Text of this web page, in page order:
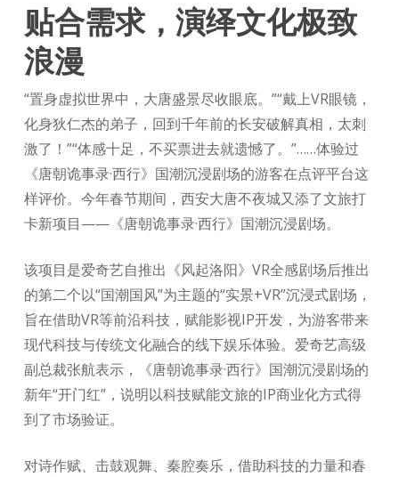
贴合需求，演绎文化极致
浪漫
“置身虚拟世界中，大唐盛景尽收眼底。”“戴上VR眼镜，
化身狄仁杰的弟子，回到千年前的长安破解真相，太刺
激了！”“体感十足，不买票进去就遗憾了。”……体验过
《唐朝诡事录·西行》国潮沉浸剧场的游客在点评平台这
样评价。今年春节期间，西安大唐不夜城又添了文旅打
卡新项目——《唐朝诡事录·西行》国潮沉浸剧场。
该项目是爱奇艺自推出《风起洛阳》VR全感剧场后推出
的第二个以“国潮国风”为主题的“实景+VR”沉浸式剧场，
旨在借助VR等前沿科技，赋能影视IP开发，为游客带来
现代科技与传统文化融合的线下娱乐体验。爱奇艺高级
副总裁张航表示，《唐朝诡事录·西行》国潮沉浸剧场的
新年“开门红”，说明以科技赋能文旅的IP商业化方式得
到了市场验证。
对诗作赋、击鼓观舞、秦腔奏乐，借助科技的力量和春